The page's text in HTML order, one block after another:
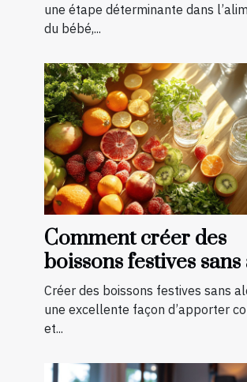
une étape déterminante dans
du bébé,...
Comment créer des
boissons festives
pour toutes les
Créer des boissons festives sans
une excellente façon d’apporter
et...